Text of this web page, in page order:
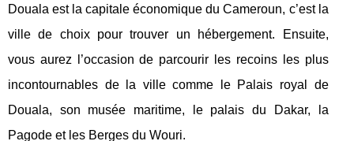
Douala est la capitale économique du Cameroun, c’est la
ville de choix pour trouver un hébergement. Ensuite,
vous aurez l’occasion de parcourir les recoins les plus
incontournables de la ville comme le Palais royal de
Douala, son musée maritime, le palais du Dakar, la
Pagode et les Berges du Wouri.